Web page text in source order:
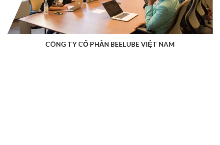
CÔNG TY CỔ PHẦN BEELUBE VIỆT NAM